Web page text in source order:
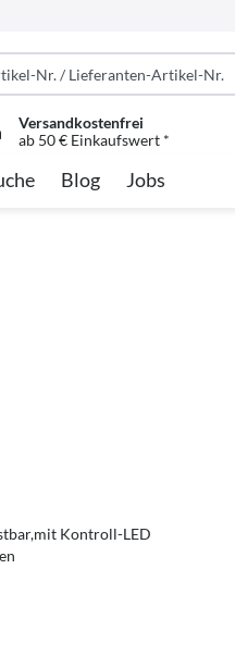
Versandkostenfrei
ab 50 € Einkaufswert *
Blog Jobs
Kontroll-LED